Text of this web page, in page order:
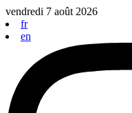
Aller
au
contenu
vendredi 7 août 2026
fr
en